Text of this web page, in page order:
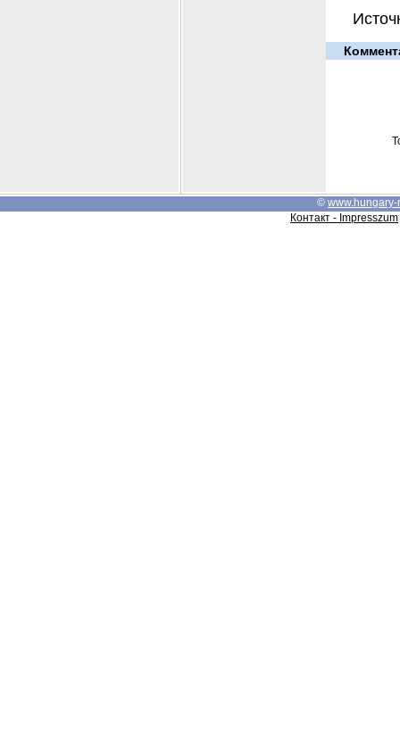
© www.hungary-
Контакт - Impresszum